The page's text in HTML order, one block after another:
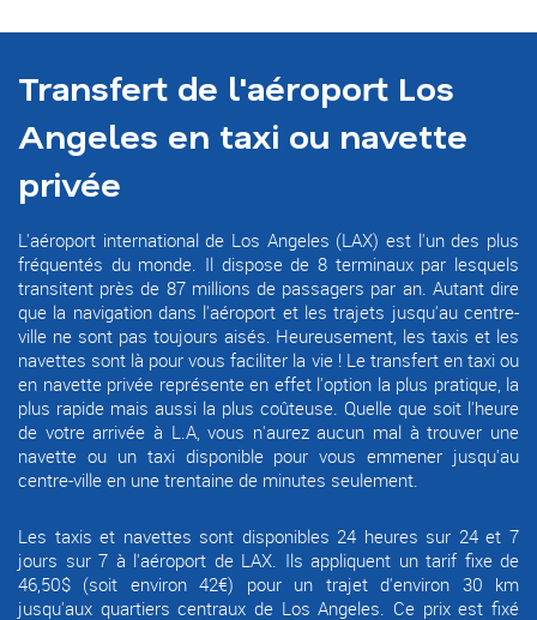
Transfert de l'aéroport Los
Angeles en taxi ou navette
privée
L'aéroport international de Los Angeles (LAX) est l'un des plus
fréquentés du monde. Il dispose de 8 terminaux par lesquels
transitent près de 87 millions de passagers par an. Autant dire
que la navigation dans l'aéroport et les trajets jusqu'au centre-
ville ne sont pas toujours aisés. Heureusement, les taxis et les
navettes sont là pour vous faciliter la vie ! Le transfert en taxi ou
en navette privée représente en effet l'option la plus pratique, la
plus rapide mais aussi la plus coûteuse. Quelle que soit l'heure
de votre arrivée à L.A, vous n'aurez aucun mal à trouver une
navette ou un taxi disponible pour vous emmener jusqu'au
centre-ville en une trentaine de minutes seulement.
Les taxis et navettes sont disponibles 24 heures sur 24 et 7
jours sur 7 à l'aéroport de LAX. Ils appliquent un tarif fixe de
46,50$ (soit environ 42€) pour un trajet d'environ 30 km
jusqu'aux quartiers centraux de Los Angeles. Ce prix est fixé